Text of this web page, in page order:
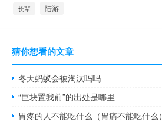
长辈 陆游
猜你想看的文章
冬天蚂蚁会被淘汰吗吗
“巨块置我前”的出处是哪里
胃疼的人不能吃什么（胃痛不能吃什么）